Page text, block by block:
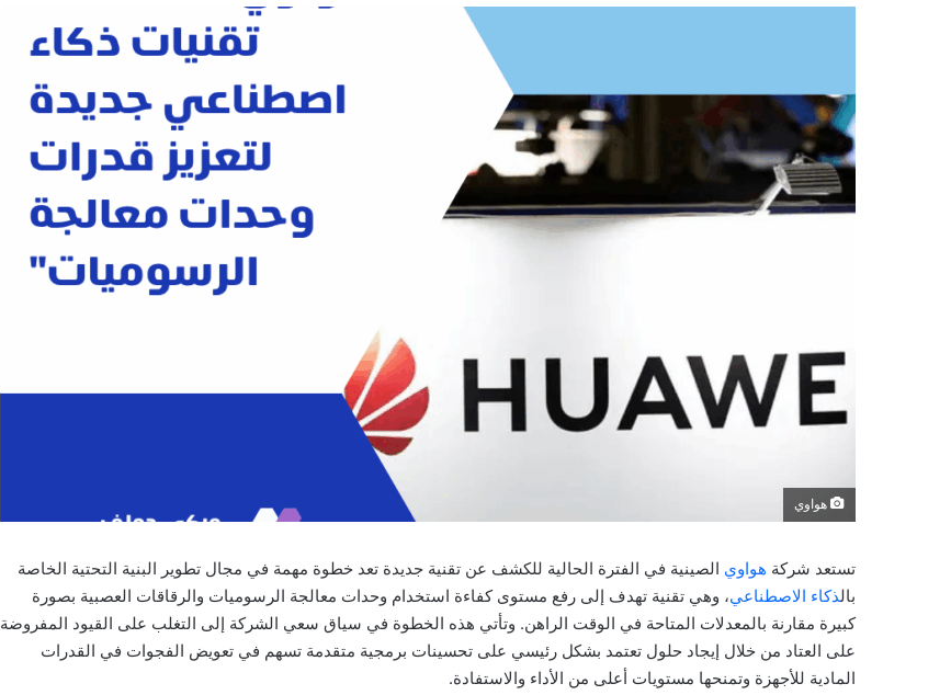
هواوي
تستعد شركة هواوي الصينية في الفترة الحالية للكشف عن تقنية جديدة تعد خطوة مهمة في مجال تطوير البنية التحتية الخاصة
بالذكاء الاصطناعي، وهي تقنية تهدف إلى رفع مستوى كفاءة استخدام وحدات معالجة الرسوميات والرقاقات العصبية بصورة
كبيرة مقارنة بالمعدلات المتاحة في الوقت الراهن. وتأتي هذه الخطوة في سياق سعي الشركة إلى التغلب على القيود المفروضة
على العتاد من خلال إيجاد حلول تعتمد بشكل رئيسي على تحسينات برمجية متقدمة تسهم في تعويض الفجوات في القدرات
المادية للأجهزة وتمنحها مستويات أعلى من الأداء والاستفادة.